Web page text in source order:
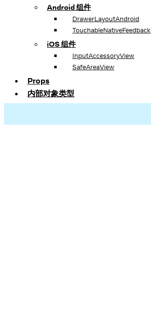
Android 组件
DrawerLayoutAndroid
TouchableNativeFeedback
iOS 组件
InputAccessoryView
SafeAreaView
Props
内部对象类型